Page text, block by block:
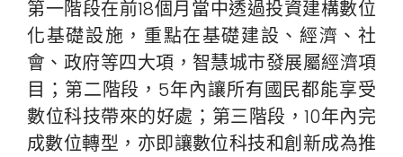
第一階段在前18個月當中透過投資建構數位
化基礎設施，重點在基礎建設、經濟、社
會、政府等四大項，智慧城市發展屬經濟項
目；第二階段，5年內讓所有國民都能享受
數位科技帶來的好處；第三階段，10年內完
成數位轉型，亦即讓數位科技和創新成為推